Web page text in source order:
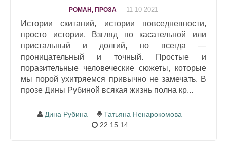
РОМАН, ПРОЗА 11-10-2021
Истории скитаний, истории повседневности,
просто истории. Взгляд по касательной или
пристальный и долгий, но всегда —
проницательный и точный. Простые и
поразительные человеческие сюжеты, которые
мы порой ухитряемся привычно не замечать. В
прозе Дины Рубиной всякая жизнь полна кр...
Дина Рубина
Татьяна Ненарокомова
22:15:14